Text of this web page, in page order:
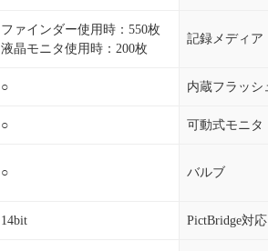
ファインダー使用時：550枚
液晶モニタ使用時：200枚
記録メディア
○ 内蔵フラッシ
○ 可動式モニタ
○ バルブ
14bit PictBridge対応